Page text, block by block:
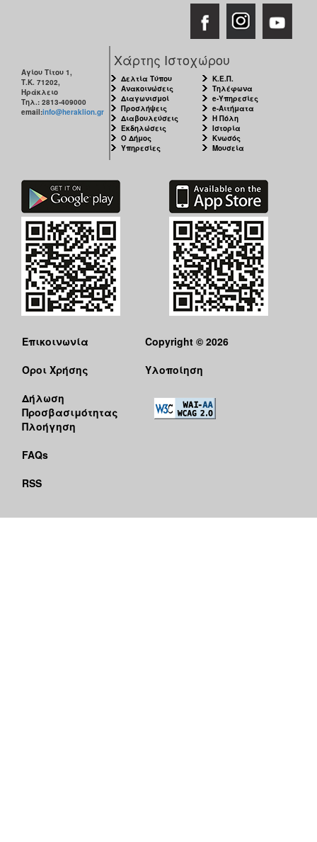
Αγίου Τίτου 1,
Τ.Κ. 71202,
Ηράκλειο
Τηλ.: 2813-409000
email:info@heraklion.gr
Χάρτης Ιστοχώρου
Δελτία Τύπου
Ανακοινώσεις
Διαγωνισμοί
Προσλήψεις
Διαβουλεύσεις
Εκδηλώσεις
Ο Δήμος
Υπηρεσίες
Κ.Ε.Π.
Τηλέφωνα
e-Υπηρεσίες
e-Αιτήματα
Η Πόλη
Ιστορία
Κνωσός
Μουσεία
Επικοινωνία
Όροι Χρήσης
Δήλωση
Προσβασιμότητας
Πλοήγηση
FAQs
RSS
Copyright © 2026
Υλοποίηση